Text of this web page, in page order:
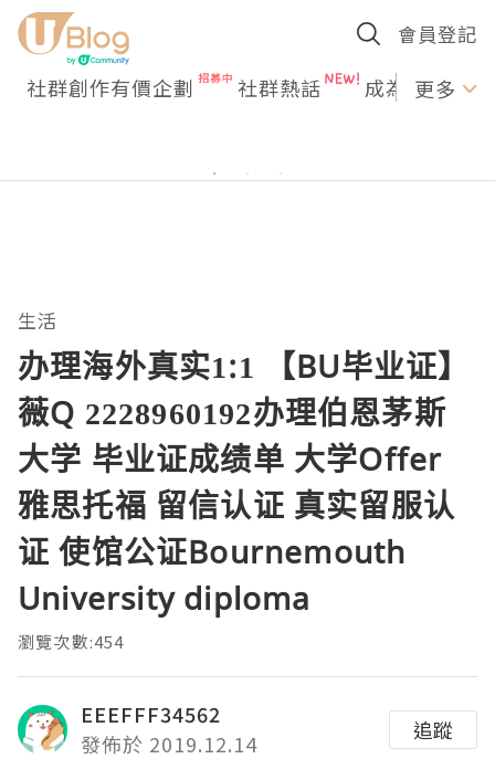
會員登記
社群創作有價企劃 社群熱話 成為U更多
生活
办理海外真实1:1 【BU毕业证】
薇Q 2228960192办理伯恩茅斯
大学 毕业证成绩单 大学Offer
雅思托福 留信认证 真实留服认
证 使馆公证Bournemouth
University diploma
瀏覽次數:454
EEEFFF34562
發佈於 2019.12.14
追蹤